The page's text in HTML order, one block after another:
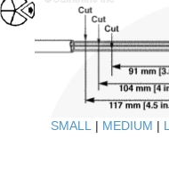
SMALL | MEDIUM |